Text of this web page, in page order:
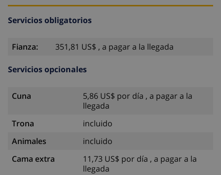
Servicios obligatorios
Fianza: 351,81 US$ , a pagar a la llegada
Servicios opcionales
Cuna
5,86 US$ por día , a pagar a la
llegada
Trona
incluido
Animales
incluido
Cama extra
11,73 US$ por día , a pagar a la
llegada